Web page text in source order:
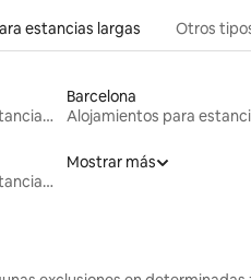
estancias largas Otros
Alojamientos para estancias largas
Barcelona
Alojamientos para estancias largas
Mostrar más